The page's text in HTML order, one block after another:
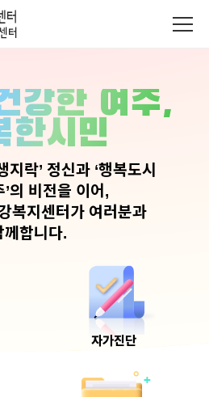
강한 여주,
한시민
지락’ 정신과 ‘행복도시
’의 비전을 이어,
복지센터가 여러분과
께합니다.
자가진단